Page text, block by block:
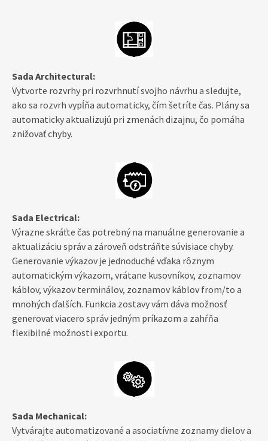
Sada Architectural:
Vytvorte rozvrhy pri rozvrhnutí svojho návrhu a sledujte,
ako sa rozvrh vypĺňa automaticky, čím šetríte čas. Plány sa
automaticky aktualizujú pri zmenách dizajnu, čo pomáha
znižovať chyby.
Sada Electrical:
Výrazne skráťte čas potrebný na manuálne generovanie a
aktualizáciu správ a zároveň odstráňte súvisiace chyby.
Generovanie výkazov je jednoduché vďaka rôznym
automatickým výkazom, vrátane kusovníkov, zoznamov
káblov, výkazov terminálov, zoznamov káblov from/to a
mnohých ďalších. Funkcia zostavy vám dáva možnosť
generovať viacero správ jedným príkazom a zahŕňa
flexibilné možnosti exportu.
Sada Mechanical:
Vytvárajte automatizované a asociatívne zoznamy dielov a